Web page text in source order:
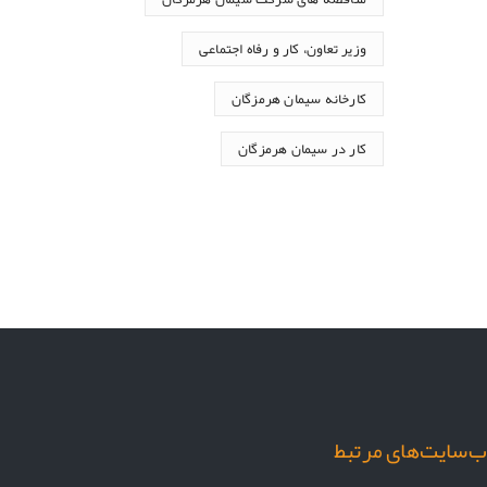
وزیر تعاون، کار و رفاه اجتماعی
کارخانه سیمان هرمزگان
کار در سیمان هرمزگان
مرتبط